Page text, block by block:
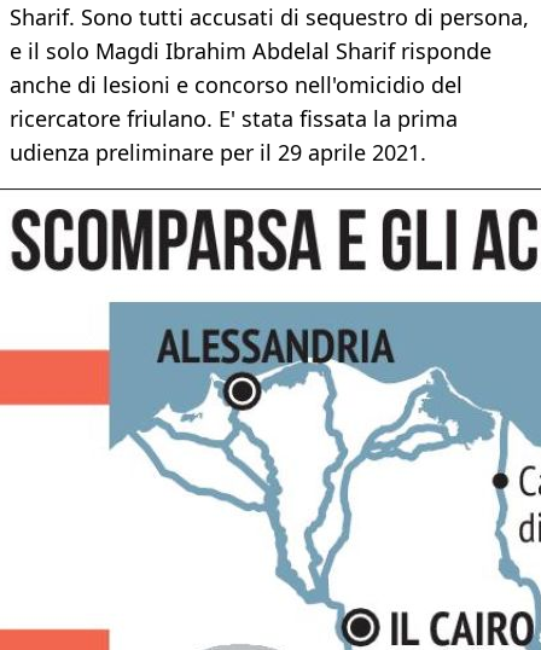
Sharif. Sono tutti accusati di sequestro di persona,
e il solo Magdi Ibrahim Abdelal Sharif risponde
anche di lesioni e concorso nell'omicidio del
ricercatore friulano. E' stata fissata la prima
udienza preliminare per il 29 aprile 2021.